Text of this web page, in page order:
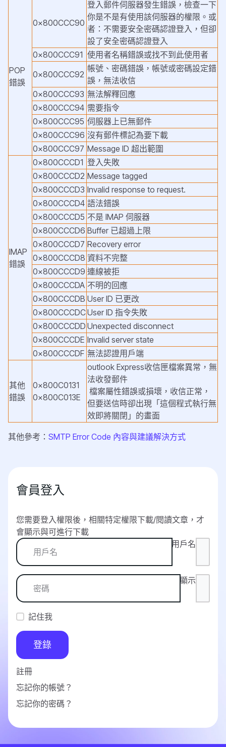
會員登入
您需要登入權限後，相關特定權限下載/閱讀文章，才
會顯示與可進行下載
用戶名
顯示
記住我
登錄
註冊
忘記你的帳號？
忘記你的密碼？
POP
錯誤
0x800CCC90
登入郵件伺服器發生錯誤，檢查一下
你是不是有使用該伺服器的權限。或
者：不需要安全密碼認證登入，但卻
設了安全密碼認證登入
0x800CCC91 使用者名稱錯誤或找不到此使用者
0x800CCC92
帳號、密碼錯誤， 帳號或密碼設定錯
誤，無法收信
0x800CCC93 無法解釋回應
0x800CCC94 需要指令
0x800CCC95 伺服器上已無郵件
0x800CCC96 沒有郵件標記為要下載
0x800CCC97 Message ID 超出範圍
IMAP
錯誤
0x800CCCD1 登入失敗
0x800CCCD2 Message tagged
0x800CCCD3 Invalid response to request.
0x800CCCD4 語法錯誤
0x800CCCD5 不是 IMAP 伺服器
0x800CCCD6 Buffer 已超過上限
0x800CCCD7 Recovery error
0x800CCCD8 資料不完整
0x800CCCD9 連線被拒
0x800CCCDA 不明的回應
0x800CCCDB User ID 已更改
0x800CCCDCUser ID 指令失敗
0x800CCCDD Unexpected disconnect
0x800CCCDE Invalid server state
0x800CCCDF 無法認證用戶端
其他
錯誤
0x800C0131
0x800C013E
outlook Express收信匣檔案異常，無
法收發郵件
檔案屬性錯誤或損壞，收信正常，
但要送信時卻出現「這個程式執行無
效即將關閉」的畫面
其他參考： SMTP Error Code 內容與建議解決方式